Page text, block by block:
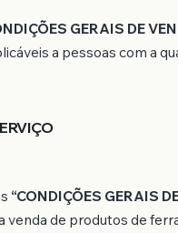
GERAIS DE
a pessoas com a
“CONDIÇÕES GERAIS
venda de produtos de